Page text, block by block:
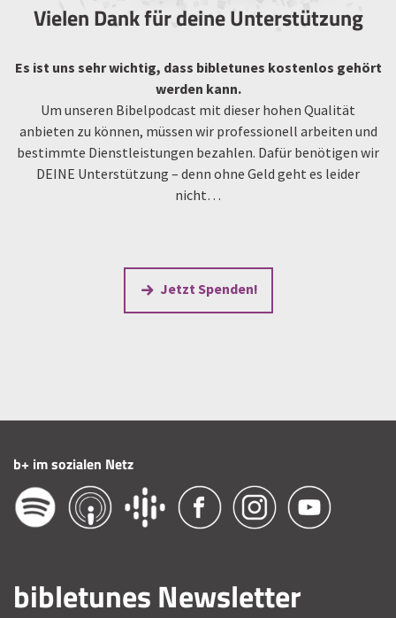
Vielen Dank für deine Unterstützung
Es ist uns sehr wichtig, dass bibletunes kostenlos gehört
werden kann.
Um unseren Bibelpodcast mit dieser hohen Qualität
anbieten zu können, müssen wir professionell arbeiten und
bestimmte Dienstleistungen bezahlen. Dafür benötigen wir
DEINE Unterstützung – denn ohne Geld geht es leider
nicht…
Jetzt Spenden!
b+ im sozialen Netz
bibletunes Newsletter